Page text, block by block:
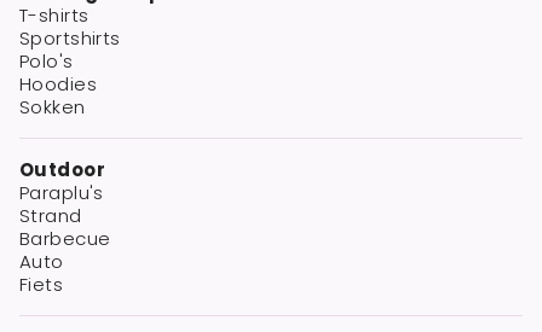
T-shirts
Sportshirts
Polo's
Hoodies
Sokken
Outdoor
Paraplu's
Strand
Barbecue
Auto
Fiets